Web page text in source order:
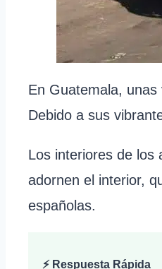
En Guatemala,
Debido a sus
Los interiores de los
adornen el interior,
españolas.
⚡ Respuesta Rápida